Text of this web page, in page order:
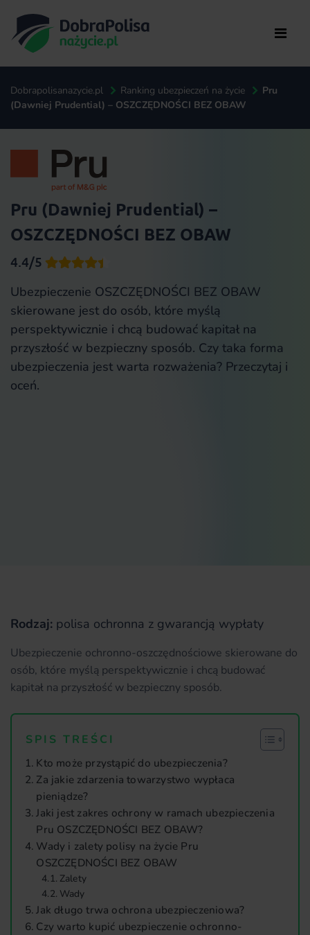
Dobrapolisanazycie.pl Ranking ubezpieczeń na życie
Pru
(Dawniej Prudential) – OSZCZĘDNOŚCI BEZ OBAW
Pru (Dawniej Prudential) –
OSZCZĘDNOŚCI BEZ OBAW
4.4/5
Ubezpieczenie OSZCZĘDNOŚCI BEZ OBAW
skierowane jest do osób, które myślą
perspektywicznie i chcą budować kapitał na
przyszłość w bezpieczny sposób. Czy taka forma
ubezpieczenia jest warta rozważenia? Przeczytaj i
oceń.
Rodzaj: polisa ochronna z gwarancją wypłaty
Ubezpieczenie ochronno-oszczędnościowe skierowane do
osób, które myślą perspektywicznie i chcą budować
kapitał na przyszłość w bezpieczny sposób.
SPIS TREŚCI
Kto może przystąpić do ubezpieczenia?
Za jakie zdarzenia towarzystwo wypłaca
pieniądze?
Jaki jest zakres ochrony w ramach ubezpieczenia
Pru OSZCZĘDNOŚCI BEZ OBAW?
Wady i zalety polisy na życie Pru
OSZCZĘDNOŚCI BEZ OBAW
Zalety
Wady
Jak długo trwa ochrona ubezpieczeniowa?
Czy warto kupić ubezpieczenie ochronno-